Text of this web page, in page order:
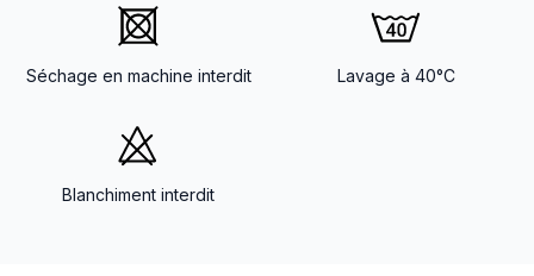
Séchage en machine interdit Lavage à 40°C
Blanchiment interdit